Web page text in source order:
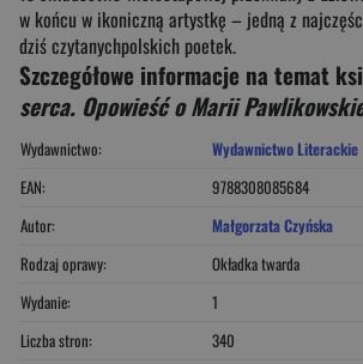
w końcu w ikoniczną artystkę – jedną z
dziś czytanychpolskich poetek.
Szczegółowe informacje na temat
serca. Opowieść o Marii
Wydawnictwo:
Wydawnictwo Literackie
EAN:
9788308085684
Autor:
Małgorzata Czyńska
Rodzaj oprawy:
Okładka twarda
Wydanie:
1
Liczba stron:
340